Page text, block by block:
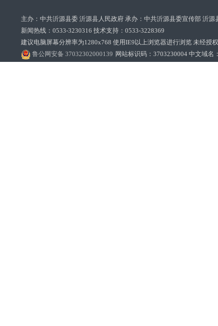
主办：中共沂源县委 沂源县人民政府 承办：中共沂源县委宣传部 沂
新闻热线：0533-3230316 技术支持：0533-3228369‌‌
建议电脑屏幕分辨率为1280x768 使用IE9以上浏览器进行浏览 未经授
鲁公网安备 37032302000139 网站标识码：3703230004 中文域名